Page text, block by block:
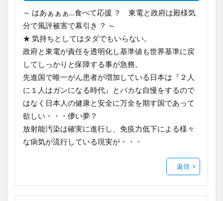
～ はあぁぁぁ…食べて応援 ？ 東電と政府は殿様気
分で風評被害で幕引き ？ ～
★ 気持ちとしてはタダでもいらない。
政府と東電が責任を透明化し基準値も世界基準に戻
してしっかりと保障する事が急務。
先進国で唯一がん患者が増加している日本は『２人
に１人はガンになる時代』とバカな自慢をするので
はなく日本人の健康と安全に万全を期す国であって
欲しい・・・儚い夢？
放射能汚染は確実に進行し、免疫力低下による様々
な病気が流行している現実が・・・
返信